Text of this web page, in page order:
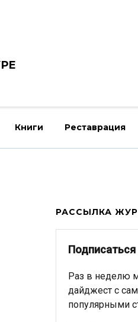
Книги Реставрация
РАССЫЛКА
Раз в неделю
дайджест с
популярными